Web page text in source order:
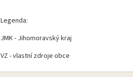
Legenda:
JMK - Jihomoravský kraj
VZ - vlastní zdroje obce